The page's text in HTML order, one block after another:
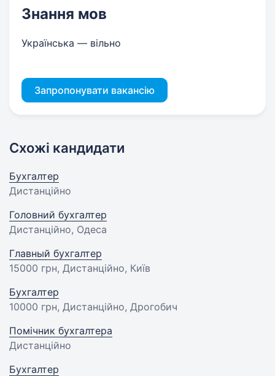
Знання мов
Українська — вільно
Запропонувати вакансію
Схожі кандидати
Бухгалтер
Дистанційно
Головний бухгалтер
Дистанційно, Одеса
Главный бухгалтер
15000 грн, Дистанційно, Київ
Бухгалтер
10000 грн, Дистанційно, Дрогобич
Помічник бухгалтера
Дистанційно
Бухгалтер